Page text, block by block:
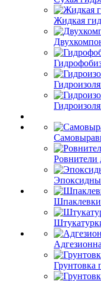
Жидкая
Ровнители
Шпаклевки
Грунтовка